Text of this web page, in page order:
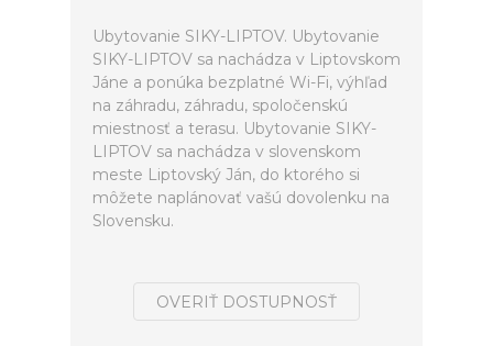
Ubytovanie SIKY-LIPTOV. Ubytovanie
SIKY-LIPTOV sa nachádza v Liptovskom
Jáne a ponúka bezplatné Wi-Fi, výhľad
na záhradu, záhradu, spoločenskú
miestnosť a terasu. Ubytovanie SIKY-
LIPTOV sa nachádza v slovenskom
meste Liptovský Ján, do ktorého si
môžete naplánovať vašú dovolenku na
Slovensku.
OVERIŤ DOSTUPNOSŤ